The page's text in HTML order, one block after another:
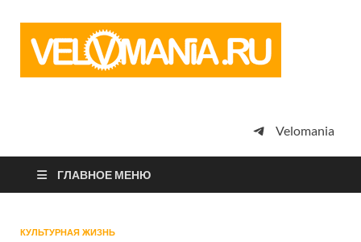
просто
Velomania
ГЛАВНОЕ МЕНЮ
КУЛЬТУРНАЯ ЖИЗНЬ